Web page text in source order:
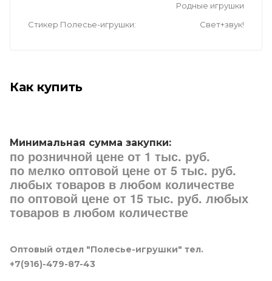
Родные игрушки
Стикер Полесье-игрушки
Свет+звук!
Как купить
Минимальная сумма закупки:
по розничной цене от 1 тыс. руб.
по мелко оптовой цене от 5 тыс. руб.
любых товаров в любом количестве
по оптовой цене от 15 тыс. руб. любых
товаров в любом количестве
Оптовый отдел "Полесье-игрушки" тел.
+7(916)-479-87-43